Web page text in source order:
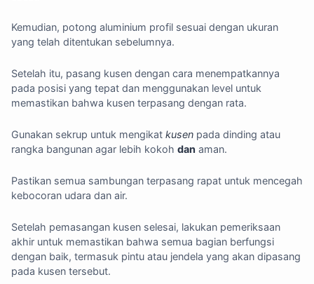
Kemudian, potong aluminium profil sesuai dengan ukuran
yang telah ditentukan sebelumnya.
Setelah itu, pasang kusen dengan cara menempatkannya
pada posisi yang tepat dan menggunakan level untuk
memastikan bahwa kusen terpasang dengan rata.
Gunakan sekrup untuk mengikat kusen pada dinding atau
rangka bangunan agar lebih kokoh dan aman.
Pastikan semua sambungan terpasang rapat untuk mencegah
kebocoran udara dan air.
Setelah pemasangan kusen selesai, lakukan pemeriksaan
akhir untuk memastikan bahwa semua bagian berfungsi
dengan baik, termasuk pintu atau jendela yang akan dipasang
pada kusen tersebut.